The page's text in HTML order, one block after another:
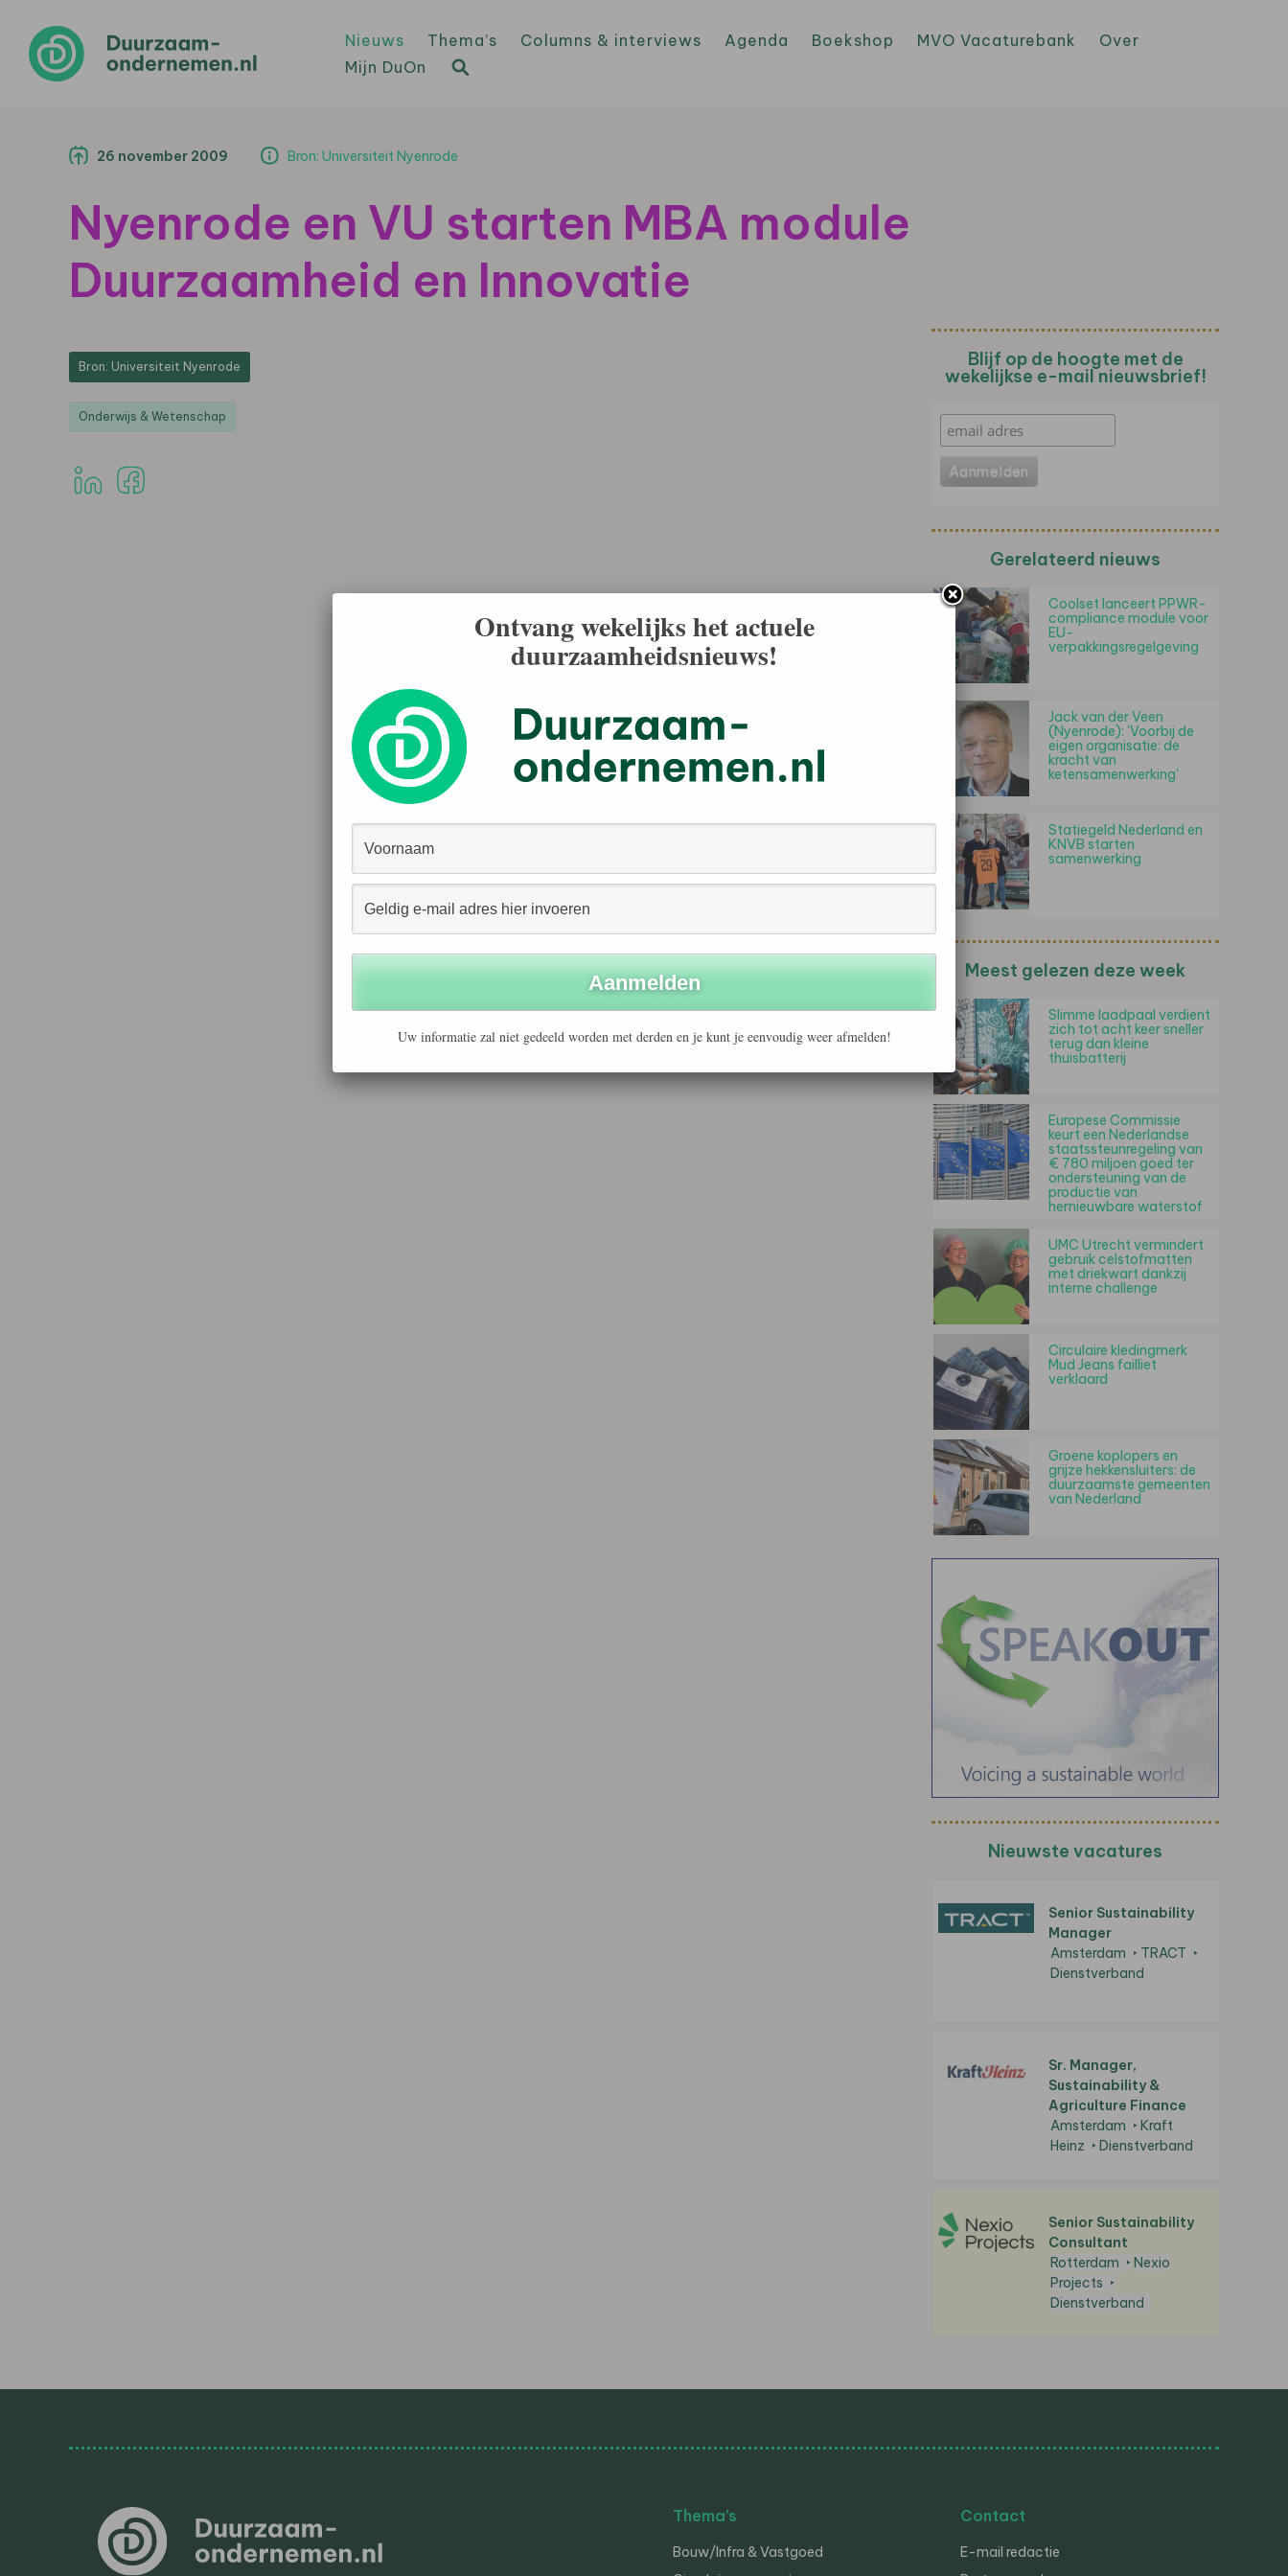
Nieuws Thema’s Columns & interviews Agenda Boekshop MVO Vacaturebank
Over
Mijn DuOn
26 november 2009 Bron: Universiteit Nyenrode
Nyenrode en VU starten MBA module
Duurzaamheid en Innovatie
Bron: Universiteit Nyenrode
Onderwijs & Wetenschap
Blijf op de hoogte met de
wekelijkse e-mail nieuwsbrief!
Gerelateerd nieuws
Coolset lanceert PPWR-
compliance module voor
EU-
verpakkingsregelgeving
Jack van der Veen
(Nyenrode): 'Voorbij de
eigen organisatie: de
kracht van
ketensamenwerking'
Statiegeld Nederland en
KNVB starten
samenwerking
Meest gelezen deze week
Slimme laadpaal verdient
zich tot acht keer sneller
terug dan kleine
thuisbatterij
Europese Commissie
keurt een Nederlandse
staatssteunregeling van
€ 780 miljoen goed ter
ondersteuning van de
productie van
hernieuwbare waterstof
UMC Utrecht vermindert
gebruik celstofmatten
met driekwart dankzij
interne challenge
Circulaire kledingmerk
Mud Jeans failliet
verklaard
Groene koplopers en
grijze hekkensluiters: de
duurzaamste gemeenten
van Nederland
Nieuwste vacatures
Senior Sustainability
Manager
Amsterdam
TRACT
Dienstverband
Sr. Manager,
Sustainability &
Agriculture Finance
Amsterdam
Kraft
Heinz
Dienstverband
Senior Sustainability
Consultant
Rotterdam
Nexio
Projects
Dienstverband
Thema’s
Bouw/Infra & Vastgoed
Contact
E-mail redactie
Ontvang wekelijks het actuele
duurzaamheidsnieuws!
Uw informatie zal niet gedeeld worden met derden en je kunt je eenvoudig weer afmelden!